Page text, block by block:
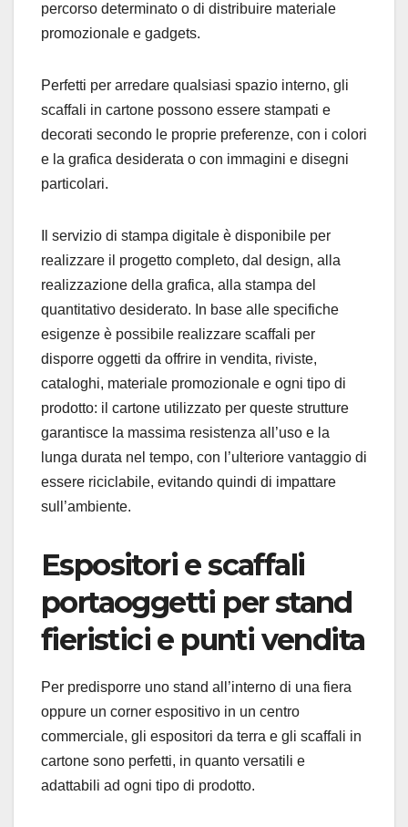
percorso determinato o di distribuire materiale
promozionale e gadgets.
Perfetti per arredare qualsiasi spazio interno, gli
scaffali in cartone possono essere stampati e
decorati secondo le proprie preferenze, con i colori
e la grafica desiderata o con immagini e disegni
particolari.
Il servizio di stampa digitale è disponibile per
realizzare il progetto completo, dal design, alla
realizzazione della grafica, alla stampa del
quantitativo desiderato. In base alle specifiche
esigenze è possibile realizzare scaffali per
disporre oggetti da offrire in vendita, riviste,
cataloghi, materiale promozionale e ogni tipo di
prodotto: il cartone utilizzato per queste strutture
garantisce la massima resistenza all’uso e la
lunga durata nel tempo, con l’ulteriore vantaggio di
essere riciclabile, evitando quindi di impattare
sull’ambiente.
Espositori e scaffali
portaoggetti per stand
fieristici e punti vendita
Per predisporre uno stand all’interno di una fiera
oppure un corner espositivo in un centro
commerciale, gli espositori da terra e gli scaffali in
cartone sono perfetti, in quanto versatili e
adattabili ad ogni tipo di prodotto.